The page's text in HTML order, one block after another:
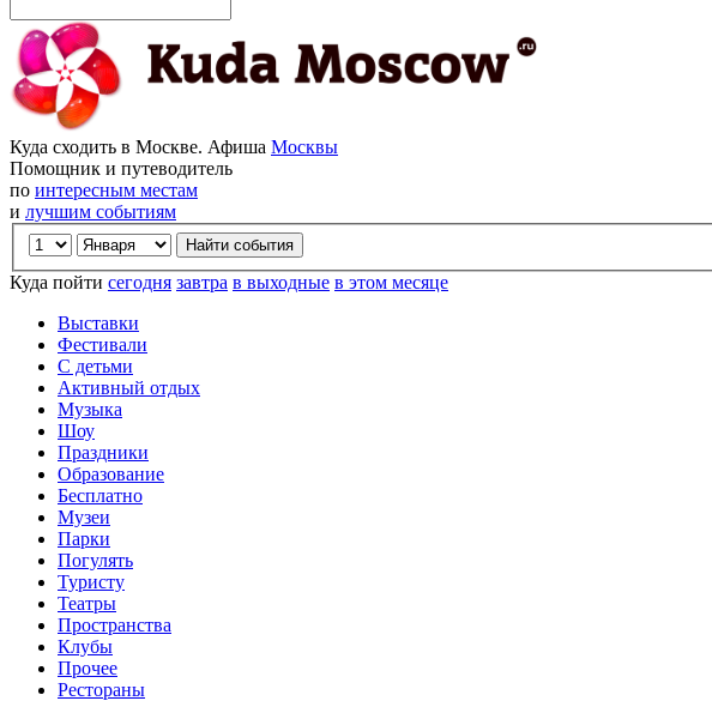
Куда сходить в Москве. Афиша Москвы
Помощник и путеводитель
по интересным местам
и лучшим событиям
Куда пойти сегодня завтра в выходные в этом месяце
Выставки
Фестивали
С детьми
Активный отдых
Музыка
Шоу
Праздники
Образование
Бесплатно
Музеи
Парки
Погулять
Туристу
Театры
Пространства
Клубы
Прочее
Рестораны